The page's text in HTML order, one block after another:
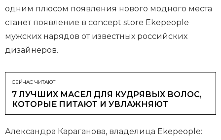
одним плюсом появления нового модного места
станет появление в concept store Ekepeople
мужских нарядов от известных российских
дизайнеров.
СЕЙЧАС ЧИТАЮТ
7 ЛУЧШИХ МАСЕЛ ДЛЯ КУДРЯВЫХ ВОЛОС,
КОТОРЫЕ ПИТАЮТ И УВЛАЖНЯЮТ
Александра Караганова, владелица Ekepeople: